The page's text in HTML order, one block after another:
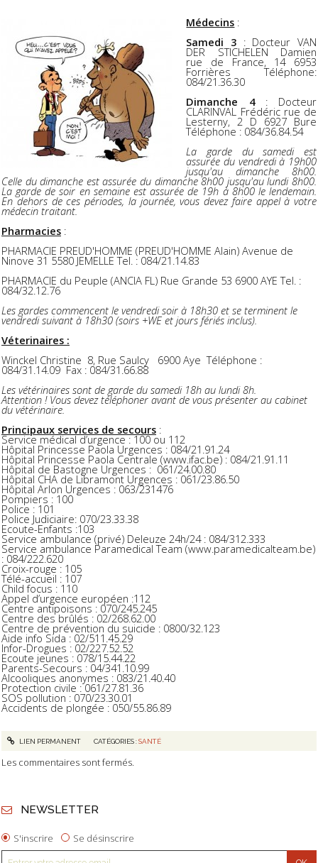
Médecins :
Samedi 3 : Docteur VAN
DER STICHELEN Damien
rue de France, 14 6953
Forrières Téléphone:
084/21.36.30
Dimanche 4 : Docteur
CLARINVAL Frédéric rue de
Lesterny, 2 D 6927 Bure
Téléphone : 084/36.84.54
La garde du samedi est
assurée du vendredi à 19h00
jusqu'au dimanche 8h00.
Celle du dimanche est assurée du dimanche 8h00 jusqu'au lundi 8h00.
La garde de soir en semaine est assurée de 19h à 8h00 le lendemain.
En dehors de ces périodes, la journée, vous devez faire appel à votre
médecin traitant.
Pharmacies :
PHARMACIE PREUD'HOMME (PREUD'HOMME Alain) Avenue de
Ninove 31 5580 JEMELLE Tel. : 084/21.14.83
PHARMACIE du Peuple (ANCIA FL) Rue Grande 53 6900 AYE Tel. :
084/32.12.76
Les gardes commencent le vendredi soir à 18h30 et se terminent le
vendredi suivant à 18h30 (soirs +WE et jours fériés inclus).
Véterinaires :
Winckel Christine 8, Rue Saulcy 6900 Aye Téléphone :
084/31.14.09 Fax : 084/31.66.88
Les vétérinaires sont de garde du samedi 18h au lundi 8h.
Attention ! Vous devez téléphoner avant de vous présenter au cabinet
du vétérinaire.
Principaux services de secours :
Service médical d’urgence : 100 ou 112
Hôpital Princesse Paola Urgences : 084/21.91.24
Hôpital Princesse Paola Centrale (www.ifac.be) : 084/21.91.11
Hôpital de Bastogne Urgences : 061/24.00.80
Hôpital CHA de Libramont Urgences : 061/23.86.50
Hôpital Arlon Urgences : 063/231476
Pompiers : 100
Police : 101
Police Judiciaire: 070/23.33.38
Ecoute-Enfants :103
Service ambulance (privé) Deleuze 24h/24 : 084/312.333
Service ambulance Paramedical Team (www.paramedicalteam.be)
: 084/222.620
Croix-rouge : 105
Télé-accueil : 107
Child focus : 110
Appel d’urgence européen :112
Centre antipoisons : 070/245.245
Centre des brûlés : 02/268.62.00
Centre de prévention du suicide : 0800/32.123
Aide info Sida : 02/511.45.29
Infor-Drogues : 02/227.52.52
Ecoute jeunes : 078/15.44.22
Parents-Secours : 04/341.10.99
Alcooliques anonymes : 083/21.40.40
Protection civile : 061/27.81.36
SOS pollution : 070/23.30.01
Accidents de plongée : 050/55.86.89
LIEN PERMANENT CATÉGORIES :SANTÉ
Les commentaires sont fermés.
NEWSLETTER
S'inscrire Se désinscrire